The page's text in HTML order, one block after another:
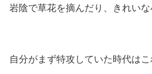
岩陰で草花を摘んだり、きれいな
自分がまず特攻していた時代はこ